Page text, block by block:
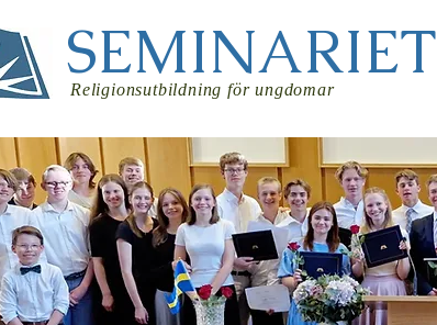
SEMINARIET
Religionsutbildning för ungdomar